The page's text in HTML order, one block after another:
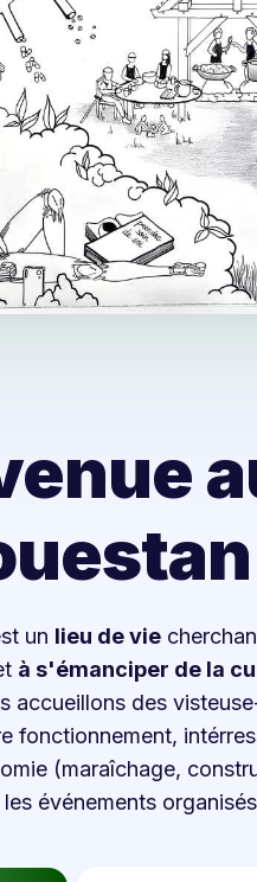
un lieu de vie
à s'émanciper de la
accueillons des
fonctionnement,
(maraîchage,
événements